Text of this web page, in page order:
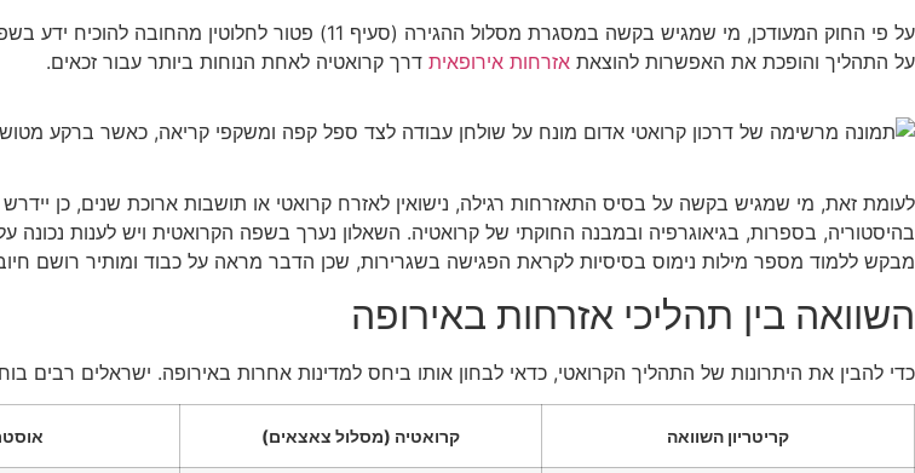
על פי החוק המעודכן, מי שמגיש בקשה במסגרת מסלול
על התהליך והופכת את האפשרות להוצאת אזרחות אירופאית דרך קרואטיה לאחת הנוחות ביותר עבור זכאים.
בהיסטוריה, בספרות, בגיאוגרפיה ובמבנה החוקתי של קרואטיה. השאלון נערך בשפה הקרואטית ויש לענות
מבקש ללמוד מספר מילות נימוס בסיסיות לקראת הפגישה בשגרירות, שכן הדבר מראה על כבוד ומותיר רושם
השוואה בין תהליכי אזרחות באירופה
כדי להבין את היתרונות של התהליך הקרואטי, כדאי לבחון אותו ביחס למדינות אחרות באירופה. ישראלים רבים
קריטריון השוואה קרואטיה (מסלול צאצאים)